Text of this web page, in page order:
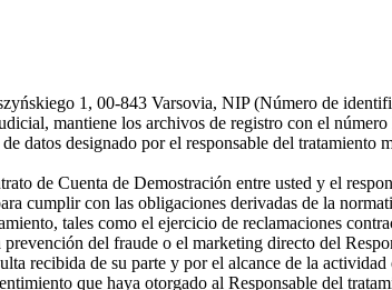
1, 00-843 Varsovia, NIP (Número de
mantiene los archivos de registro con el
datos designado por el responsable del tratamiento
de Cuenta de Demostración entre usted y el
cumplir con las obligaciones derivadas de la
tales como el ejercicio de reclamaciones
del fraude o el marketing directo del
recibida de su parte y por el alcance de la
que haya otorgado al Responsable del